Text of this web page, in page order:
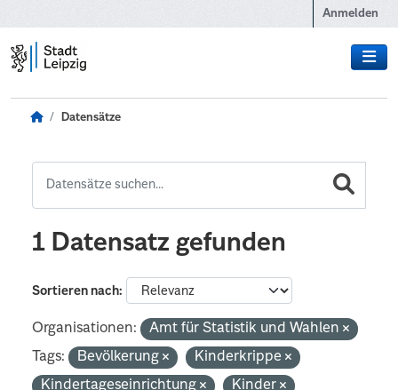
Anmelden
Datensätze
1 Datensatz gefunden
Sortieren nach
Organisationen:
Amt für Statistik und Wahlen
Tags:
Bevölkerung
Kinderkrippe
Kindertageseinrichtung
Kinder